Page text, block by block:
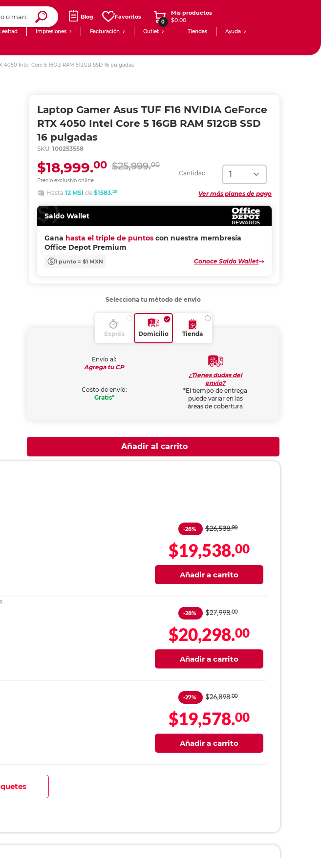
Blog Favoritos
0
Mis productos
$0.00
Impresiones Facturación Outlet Tiendas Ayuda
4050 Intel Core 5 16GB RAM 512GB SSD 16 pulgadas
Laptop Gamer Asus TUF F16 NVIDIA GeForce
RTX 4050 Intel Core 5 16GB RAM 512GB SSD
16 pulgadas
SKU: 100253558
Cantidad
Precio exclusivo online
$25,999.00
$18,999.00
Ver más planes de pago
Hasta 12 MSI de $1583.25
Saldo Wallet
Gana hasta el triple de puntos con nuestra membresía
Office Depot Premium
1 punto = $1 MXN Conoce Saldo Wallet
Selecciona tu método de envío
Exprés Domicilio Tienda
Envío al:
Agrega tu CP
Costo de envío:
Gratis*
¿Tienes dudas del
envío?
*El tiempo de entrega
puede variar en las
áreas de cobertura
Añadir al carrito
$19,538.00
-26% $26,538.00
Añadir a carrito
$20,298.00
-28% $27,998.00
Añadir a carrito
$19,578.00
-27% $26,898.00
Añadir a carrito